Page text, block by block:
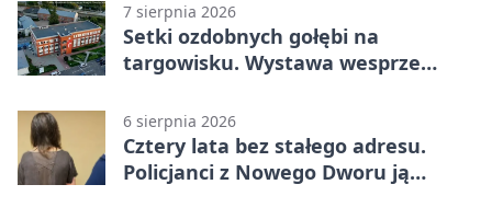
7 sierpnia 2026
Setki ozdobnych gołębi na
targowisku. Wystawa wesprze
6 sierpnia 2026
Cztery lata bez stałego adresu.
Policjanci z Nowego Dworu ją